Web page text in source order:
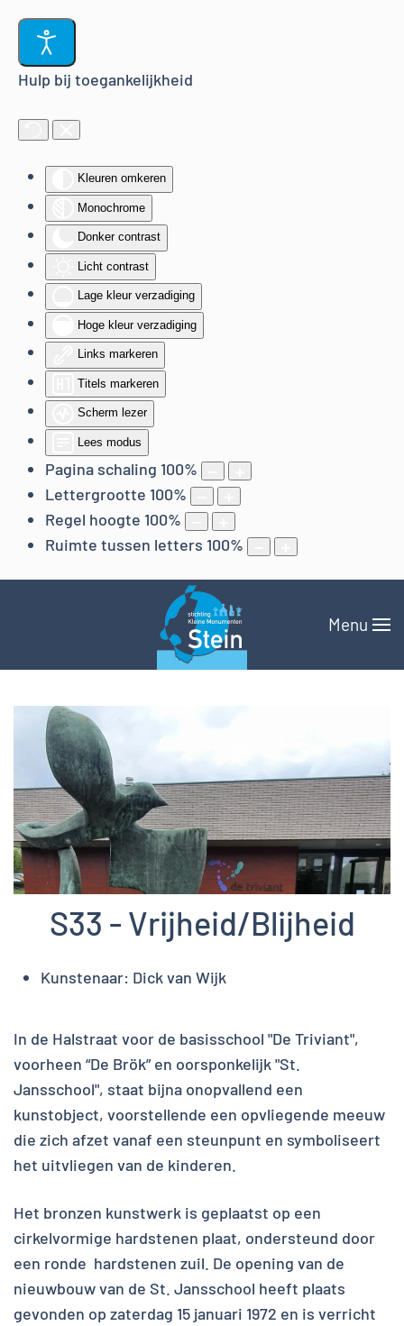
Hulp bij toegankelijkheid
Kleuren omkeren
Monochrome
Donker contrast
Licht contrast
Lage kleur verzadiging
Hoge kleur verzadiging
Links markeren
Titels markeren
Scherm lezer
Lees modus
Pagina schaling 100%
Lettergrootte 100%
Regel hoogte 100%
Ruimte tussen letters 100%
Terug naar hoofdinhoud
Menu
S33 - Vrijheid/Blijheid
Kunstenaar: Dick van Wijk
In de Halstraat voor de basisschool "De Triviant",
voorheen “De Brök” en oorsponkelijk "St.
Jansschool", staat bijna onopvallend een
kunstobject, voorstellende een opvliegende meeuw
die zich afzet vanaf een steunpunt en symboliseert
het uitvliegen van de kinderen.
Het bronzen kunstwerk is geplaatst op een
cirkelvormige hardstenen plaat, ondersteund door
een ronde hardstenen zuil. De opening van de
nieuwbouw van de St. Jansschool heeft plaats
gevonden op zaterdag 15 januari 1972 en is verricht